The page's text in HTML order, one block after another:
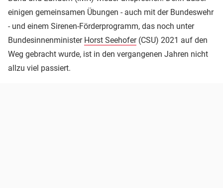
einigen gemeinsamen Übungen - auch mit der Bundeswehr
- und einem Sirenen-Förderprogramm, das noch unter
Bundesinnenminister Horst Seehofer(CSU) 2021 auf den
Weg gebracht wurde, ist in den vergangenen Jahren nicht
allzu viel passiert.